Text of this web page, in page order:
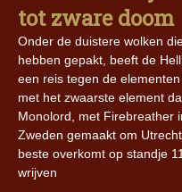
tot zware doom
Onder de duistere wolken
hebben gepakt, beeft de
een reis tegen de
met het zwaarste element
Monolord, met Firebreather
Zweden gemaakt om
beste overkomt op standje
wrijven